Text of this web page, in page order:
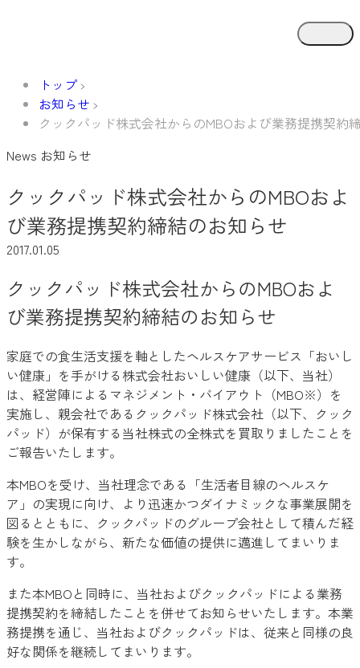
トップ
お知らせ
クックパッド株式会社からのMBOおよび業務提携契約
News お知らせ
クックパッド株式会社からのMBOおよ
び業務提携契約締結のお知らせ
2017.01.05
クックパッド株式会社からのMBOおよ
び業務提携契約締結のお知らせ
家庭での食生活支援を軸としたヘルスケアサービス「おいし
い健康」を手がける株式会社おいしい健康（以下、当社）
は、経営陣によるマネジメント・バイアウト（MBO※）を
実施し、親会社であるクックパッド株式会社（以下、クック
パッド）が保有する当社株式の全株式を買取りましたことを
ご報告いたします。
本MBOを受け、当社理念である「生活者目線のヘルスケ
ア」の実現に向け、より迅速かつダイナミックな事業展開を
図るとともに、クックパッドのグループ会社として積んだ経
験を生かしながら、新たな価値の提供に邁進してまいりま
す。
また本MBOと同時に、当社およびクックパッドによる業務
提携契約を締結したことを併せてお知らせいたします。本業
務提携を通じ、当社およびクックパッドは、従来と同様の良
好な関係を継続してまいります。